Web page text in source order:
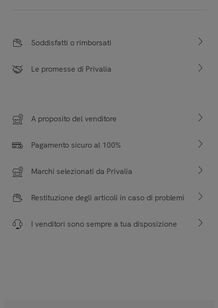
Soddisfatti o rimborsati
Le promesse di Privalia
A proposito del venditore
Pagamento sicuro al 100%
Marchi selezionati da Privalia
Restituzione degli articoli in caso di problemi
I venditori sono sempre a tua disposizione